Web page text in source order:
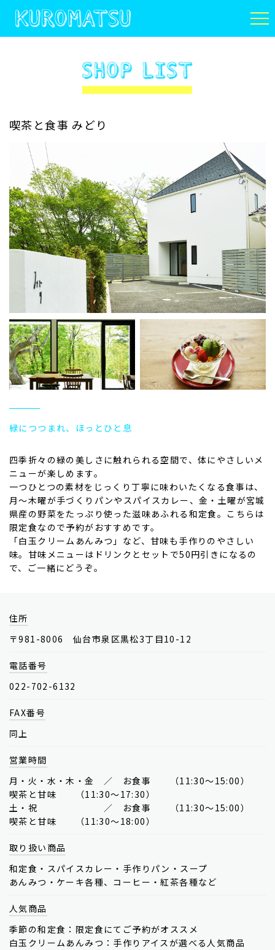
KUROMATSU
喫茶と食事 みどり
緑につつまれ、ほっとひと息
四季折々の緑の美しさに触れられる空間で、体にやさしいメ
ニューが楽しめます。
一つひとつの素材をじっくり丁寧に味わいたくなる食事は、
月～木曜が手づくりパンやスパイスカレー、金・土曜が宮城
県産の野菜をたっぷり使った滋味あふれる和定食。こちらは
限定食なので予約がおすすめです。
「白玉クリームあんみつ」など、甘味も手作りのやさしい
味。甘味メニューはドリンクとセットで50円引きになるの
で、ご一緒にどうぞ。
住所
〒981-8006 仙台市泉区黒松3丁目10-12
電話番号
022-702-6132
FAX番号
同上
営業時間
月・火・水・木・金 ／ お食事 （11:30～15:00）
喫茶と甘味 （11:30～17:30）
土・祝 ／ お食事 （11:30～15:00）
喫茶と甘味 （11:30～18:00）
取り扱い商品
和定食・スパイスカレー・手作りパン・スープ
あんみつ・ケーキ各種、コーヒー・紅茶各種など
人気商品
季節の和定食：限定食にてご予約がオススメ
白玉クリームあんみつ：手作りアイスが選べる人気商品